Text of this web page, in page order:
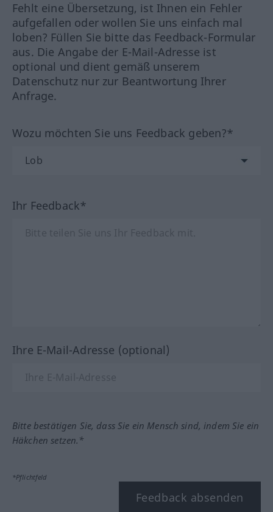
Fehlt eine Übersetzung, ist Ihnen ein Fehler
aufgefallen oder wollen Sie uns einfach mal
loben? Füllen Sie bitte das Feedback-Formular
aus. Die Angabe der E-Mail-Adresse ist
optional und dient gemäß unserem
Datenschutz nur zur Beantwortung Ihrer
Anfrage.
Wozu möchten Sie uns Feedback geben?*
Ihr Feedback*
Ihre E-Mail-Adresse (optional)
Bitte bestätigen Sie, dass Sie ein Mensch sind, indem Sie ein
Häkchen setzen.*
*Pflichtfeld
Feedback absenden